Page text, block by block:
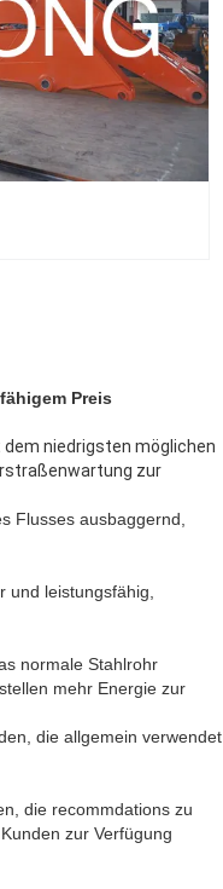
Preis
niedrigsten möglichen
zur
Flusses ausbaggernd,
leistungsfähig,
normale Stahlrohr
mehr Energie zur
die allgemein verwendet
die recommdations zu
zur Verfügung